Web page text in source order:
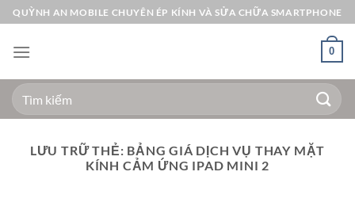
Bỏ
qua
nội
QUỲNH AN MOBILE CHUYÊN ÉP KÍNH VÀ SỬA CHỮA SMARTPHONE
0
Tìm
kiếm:
LƯU TRỮ THẺ: BẢNG GIÁ DỊCH VỤ THAY MẶT
KÍNH CẢM ỨNG IPAD MINI 2